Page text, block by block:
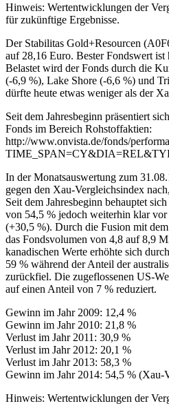
Hinweis: Wertentwicklungen der
für zukünftige Ergebnisse.
Der Stabilitas Gold+Resourcen
auf 28,16 Euro. Bester Fondswert ist
Belastet wird der Fonds durch die
(-6,9 %), Lake Shore (-6,6 %) und
dürfte heute etwas weniger als der
Seit dem Jahresbeginn präsentiert
Fonds im Bereich Rohstoffaktien:
http://www.onvista.de/fonds/
In der Monatsauswertung zum
gegen den Xau-Vergleichsindex
Seit dem Jahresbeginn behauptet
von 54,5 % jedoch weiterhin klar
(+30,5 %). Durch die Fusion mit
das Fondsvolumen von 4,8 auf 8,9
kanadischen Werte erhöhte sich
59 % während der Anteil der
zurückfiel. Die zugeflossenen US-
auf einen Anteil von 7 % reduziert.
Gewinn im Jahr 2009: 12,4 %
Gewinn im Jahr 2010: 21,8 %
Verlust im Jahr 2011: 30,9 %
Verlust im Jahr 2012: 20,1 %
Verlust im Jahr 2013: 58,3 %
Gewinn im Jahr 2014: 54,5 % (Xau-
Hinweis: Wertentwicklungen der